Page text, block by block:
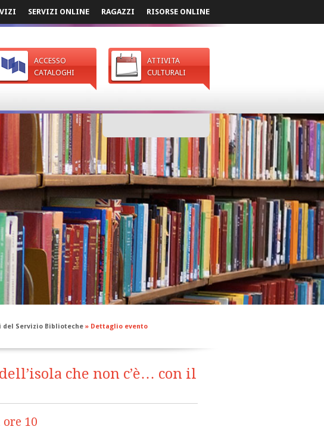
SERVIZI ONLINE RAGAZZI RISORSE ONLINE
ATTIVITA
CULTURALI
ACCESSO
CATALOGHI
Servizio Biblioteche » Dettaglio evento
che non c’è… con il
ore 10